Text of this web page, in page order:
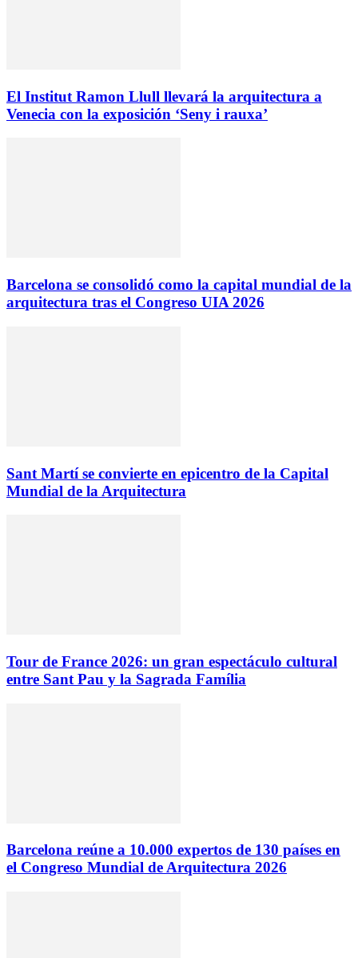
El Institut Ramon Llull llevará la arquitectura a
Venecia con la exposición ‘Seny i rauxa’
Barcelona se consolidó como la capital mundial de la
arquitectura tras el Congreso UIA 2026
Sant Martí se convierte en epicentro de la Capital
Mundial de la Arquitectura
Tour de France 2026: un gran espectáculo cultural
entre Sant Pau y la Sagrada Família
Barcelona reúne a 10.000 expertos de 130 países en
el Congreso Mundial de Arquitectura 2026